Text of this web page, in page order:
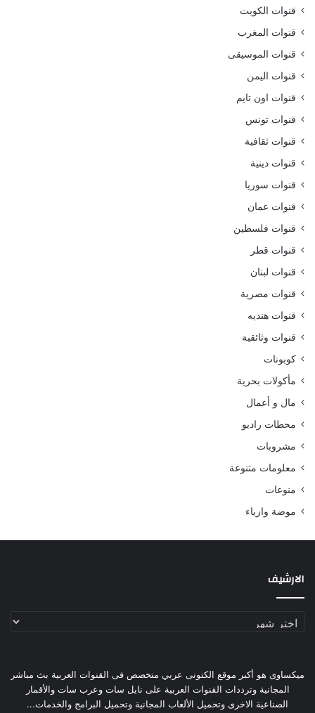
قنوات الكويت
قنوات المغرب
قنوات الموسيقى
قنوات اليمن
قنوات اون تايم
قنوات تونس
قنوات ثقافية
قنوات دينية
قنوات سوريا
قنوات عمان
قنوات فلسطين
قنوات قطر
قنوات لبنان
قنوات مصرية
قنوات هنديه
قنوات وثائقية
كوبونات
مأكولات بحرية
مال و أعمال
محطات راديو
مشروبات
معلومات متنوعة
منوعات
موضة وازياء
الارشيف
الارشيف
ميكساوى هو أكبر موقع الكتونى عربي متخصص فى القنوات العربية بث مباشر
المجانية وترددات القنوات العربية على نايل سات وعرب سات والأقمار
الصناعية الاخرى وتحميل الألعاب المجانية وتحميل البرامج والخدمات...